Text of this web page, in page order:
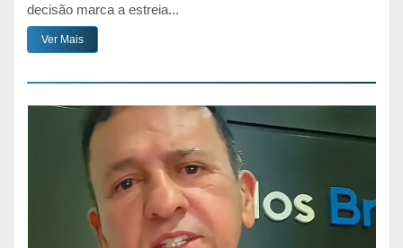
decisão marca a estreia...
Ver Mais